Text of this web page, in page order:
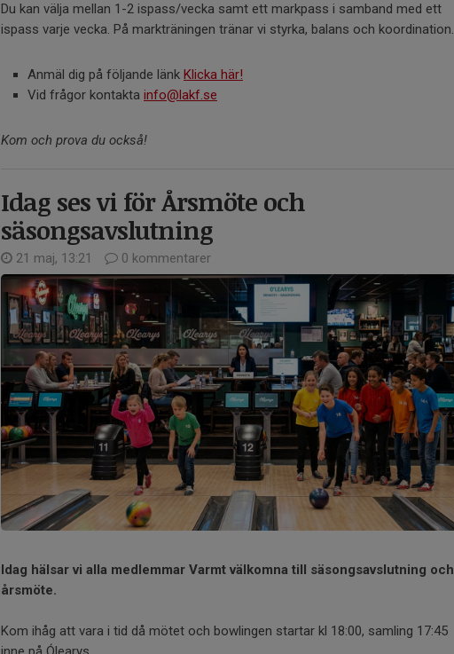
Du kan välja mellan 1-2 ispass/vecka samt ett markpass i samband med ett
ispass varje vecka. På markträningen tränar vi styrka, balans och koordination.
Anmäl dig på följande länk Klicka här!
Vid frågor kontakta info@lakf.se
Kom och prova du också!
Idag ses vi för Årsmöte och
säsongsavslutning
21 maj, 13:21 0 kommentarer
Idag hälsar vi alla medlemmar Varmt välkomna till säsongsavslutning och
årsmöte.
Kom ihåg att vara i tid då mötet och bowlingen startar kl 18:00, samling 17:45